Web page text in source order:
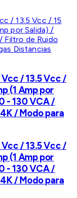
/ 13.5 Vcc /
(1 Amp por
- 130 VCA /
/ Modo para
/ 13.5 Vcc /
(1 Amp por
- 130 VCA /
/ Modo para